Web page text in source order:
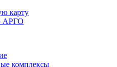
карту
АРГО
комплексы